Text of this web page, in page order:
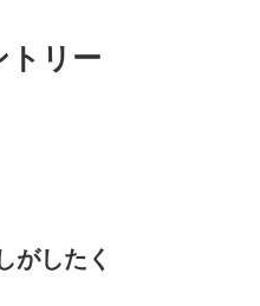
トリー
がしたく